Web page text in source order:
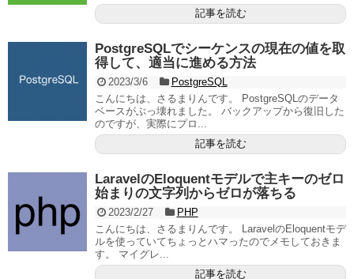
記事を読む
PostgreSQLでシーケンスの現在の値を取
得して、適当に進める方法
2023/3/6
PostgreSQL
こんにちは、さるまりんです。 PostgreSQLのデータ
ベースがぶっ壊れました。 バックアップから復旧した
のですが、実際にプロ...
記事を読む
LaravelのEloquentモデルで主キーのゼロ
始まりの文字列からゼロが落ちる
2023/2/27
PHP
こんにちは、さるまりんです。 LaravelのEloquentモデ
ルを使っていてちょっとハマったのでメモしておきま
す。 マイグレ...
記事を読む